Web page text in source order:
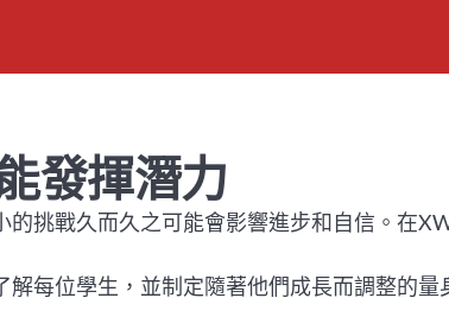
發揮潛力
挑戰久而久之可能會影響進步和自信。在
每位學生，並制定隨著他們成長而調整的